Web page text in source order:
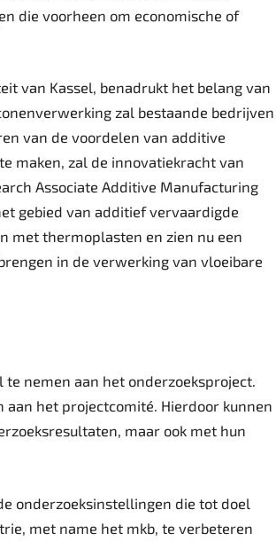
die voorheen om economische of
van Kassel, benadrukt het belang van
zal bestaande bedrijven
van de voordelen van additive
maken, zal de innovatiekracht van
Associate Additive Manufacturing
gebied van additief vervaardigde
met thermoplasten en zien nu een
in de verwerking van vloeibare
nemen aan het onderzoeksproject.
het projectcomité. Hierdoor kunnen
maar ook met hun
onderzoeksinstellingen die tot doel
met name het mkb, te verbeteren